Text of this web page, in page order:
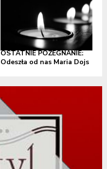
OSTATNIE POŻEGNANIE:
Odeszła od nas Maria Dojs